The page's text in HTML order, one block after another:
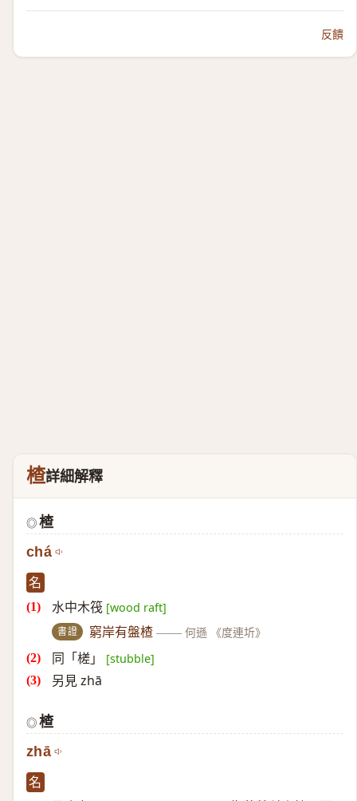
反饋
楂詳細解釋
◎ 楂
chá
名
水中木筏 [wood raft]
書證 窮岸有盤楂 —— 何遜 《度連圻》
同「槎」 [stubble]
另見 zhā
◎ 楂
zhā
名